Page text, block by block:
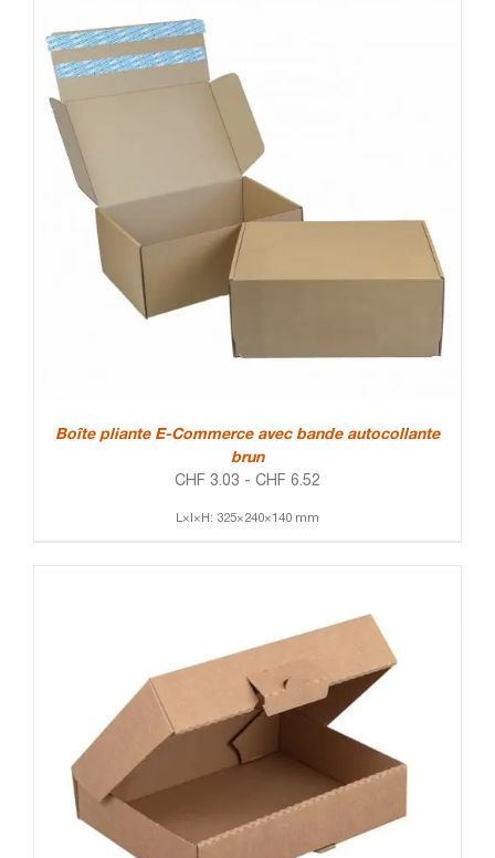
Boîte pliante E-Commerce avec bande autocollante
brun
CHF 3.03 - CHF 6.52
L×l×H: 325×240×140 mm